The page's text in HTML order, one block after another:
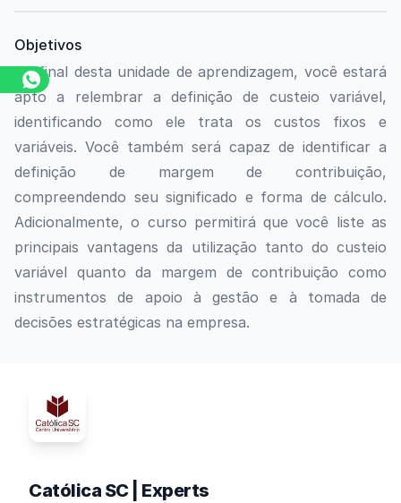
Objetivos
Ao final desta unidade de aprendizagem, você estará
apto a relembrar a definição de custeio variável,
identificando como ele trata os custos fixos e
variáveis. Você também será capaz de identificar a
definição de margem de contribuição,
compreendendo seu significado e forma de cálculo.
Adicionalmente, o curso permitirá que você liste as
principais vantagens da utilização tanto do custeio
variável quanto da margem de contribuição como
instrumentos de apoio à gestão e à tomada de
decisões estratégicas na empresa.
Católica SC | Experts